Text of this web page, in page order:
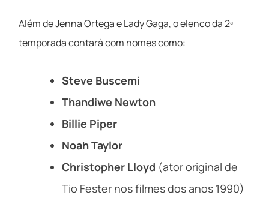
Além de Jenna Ortega e Lady Gaga, o elenco da 2ª
temporada contará com nomes como:
Steve Buscemi
Thandiwe Newton
Billie Piper
Noah Taylor
Christopher Lloyd (ator original de
Tio Fester nos filmes dos anos 1990)